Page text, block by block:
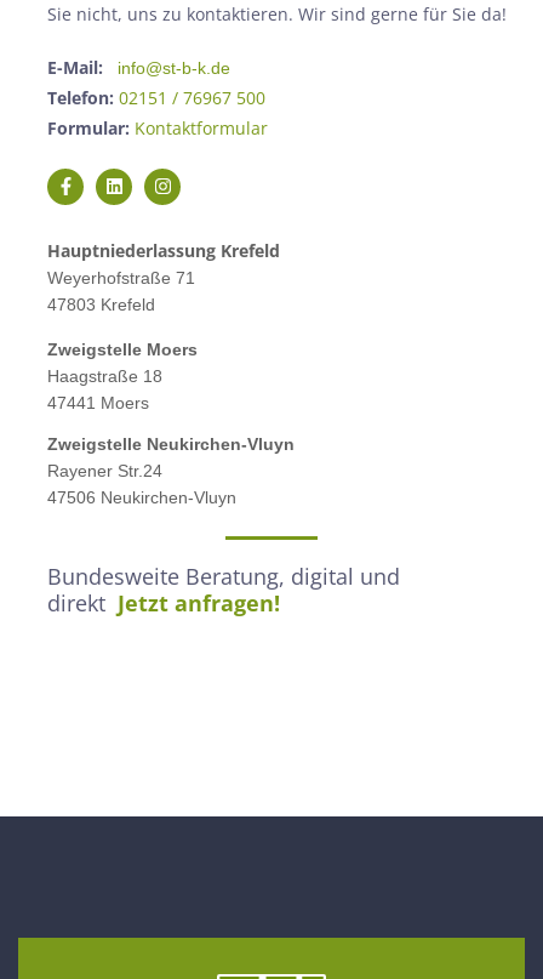
Sie nicht, uns zu kontaktieren. Wir sind gerne für Sie da!
E-Mail: info@st-b-k.de
Telefon: 02151 / 76967 500
Formular: Kontaktformular
Hauptniederlassung Krefeld
Weyerhofstraße 71
47803 Krefeld
Zweigstelle Moers
Haagstraße 18
47441 Moers
Zweigstelle Neukirchen-Vluyn
Rayener Str.24
47506 Neukirchen-Vluyn
Bundesweite Beratung, digital und
direkt Jetzt anfragen!